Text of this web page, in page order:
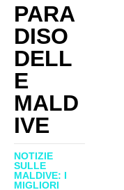
PARA
DISO
DELL
E
MALD
IVE
NOTIZIE
SULLE
MALDIVE: I
MIGLIORI